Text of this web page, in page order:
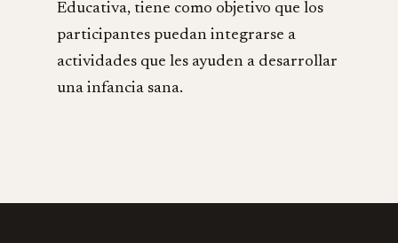
Educativa, tiene como objetivo que los
participantes puedan integrarse a
actividades que les ayuden a desarrollar
una infancia sana.